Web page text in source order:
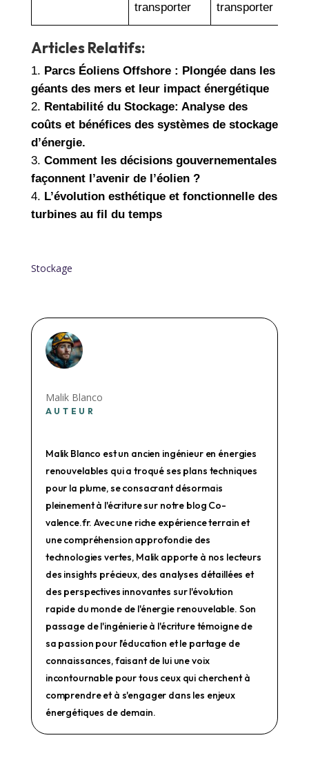
transporter transporter
Articles Relatifs:
Parcs Éoliens Offshore : Plongée dans les
géants des mers et leur impact énergétique
Rentabilité du Stockage: Analyse des
coûts et bénéfices des systèmes de stockage
d’énergie.
Comment les décisions gouvernementales
façonnent l’avenir de l’éolien ?
L’évolution esthétique et fonctionnelle des
turbines au fil du temps
Stockage
Malik Blanco
AUTEUR
Malik Blanco est un ancien ingénieur en énergies
renouvelables qui a troqué ses plans techniques
pour la plume, se consacrant désormais
pleinement à l'écriture sur notre blog Co-
valence.fr. Avec une riche expérience terrain et
une compréhension approfondie des
technologies vertes, Malik apporte à nos lecteurs
des insights précieux, des analyses détaillées et
des perspectives innovantes sur l'évolution
rapide du monde de l'énergie renouvelable. Son
passage de l'ingénierie à l'écriture témoigne de
sa passion pour l'éducation et le partage de
connaissances, faisant de lui une voix
incontournable pour tous ceux qui cherchent à
comprendre et à s'engager dans les enjeux
énergétiques de demain.